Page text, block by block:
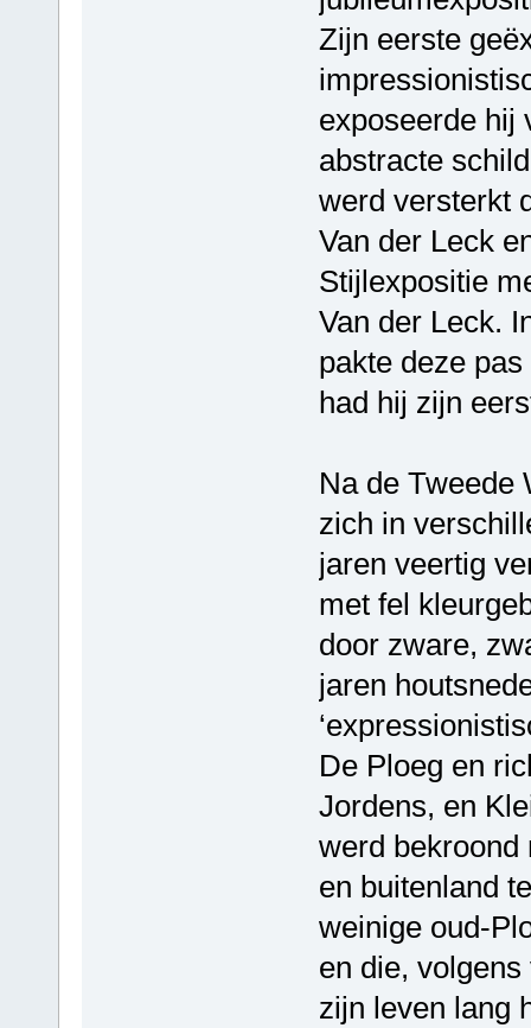
Zijn eerste
exposeerde hij
abstracte
werd versterkt
Van der Leck
Stijlexpositie
Van der Leck.
pakte deze
had hij zijn
Na de Tweede
zich in
jaren veertig
met fel
door zware,
jaren
De Ploeg en
Jordens, en
werd bekroond
en buitenland
weinige oud-
en die, volgens
zijn leven lang